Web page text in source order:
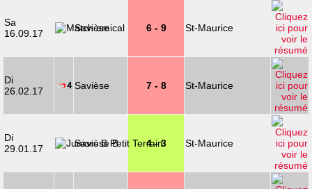
Sa
16.09.17
Savièse 6 - 9 St-Maurice
Di
26.02.17
Savièse 7 - 8 St-Maurice
Di
29.01.17
Savièse B 4 - 3 St-Maurice